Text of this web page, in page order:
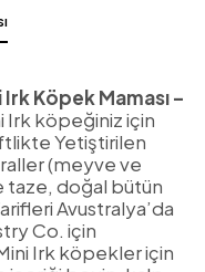
Köpek Maması –
Irk köpeğiniz için
Yetiştirilen
(meyve ve
taze, doğal bütün
Avustralya’da
Co. için
Irk köpekler için